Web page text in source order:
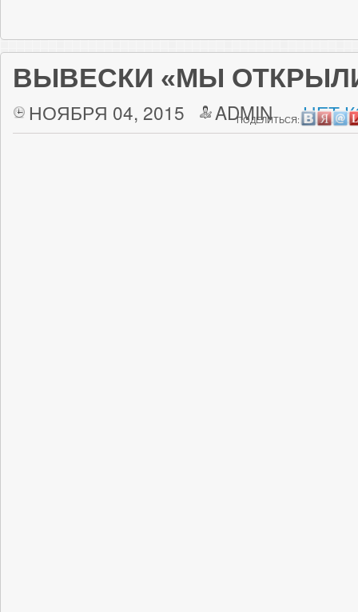
ВЫВЕСКИ «МЫ
НОЯБРЯ 04, 2015 ADMIN НЕТ
ПОДЕЛИТЬСЯ: